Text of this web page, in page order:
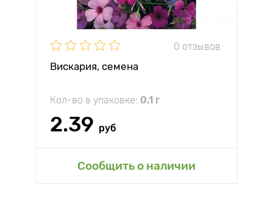
0 отзывов
Вискария, семена
Кол-во в упаковке: 0.1 г
2.39 руб
Сообщить о наличии